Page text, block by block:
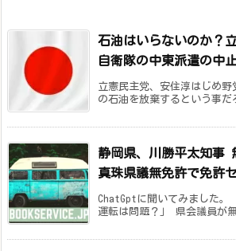
石油はいらないのか？
自衛隊の中東派遣の中止
立憲民主党、安住淳はじめ
の石油を放棄するという事
静岡県、川勝平太知事
真珠県議無免許で免許
ChatGptに聞いてみました。
運転は問題？」 県会議員が